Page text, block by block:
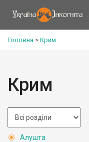
Головна > Крим
Крим
Алушта